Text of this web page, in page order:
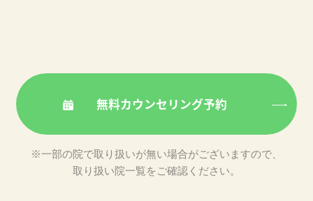
無料カウンセリング予約
※一部の院で取り扱いが無い場合がございますので、
取り扱い院一覧をご確認ください。